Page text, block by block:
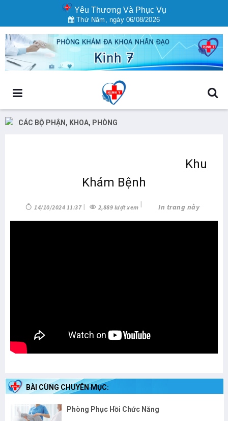
Yêu Thương Và Phục Vụ
Thứ Năm, ngày 06/08/2026
CÁC BỘ PHẬN, KHOA, PHÒNG
Khu
Khám Bệnh
14/10/2024 11:37 2,889 lượt xem In trang này
BÀI CÙNG CHUYÊN MỤC:
Phòng Phục Hồi Chức Năng